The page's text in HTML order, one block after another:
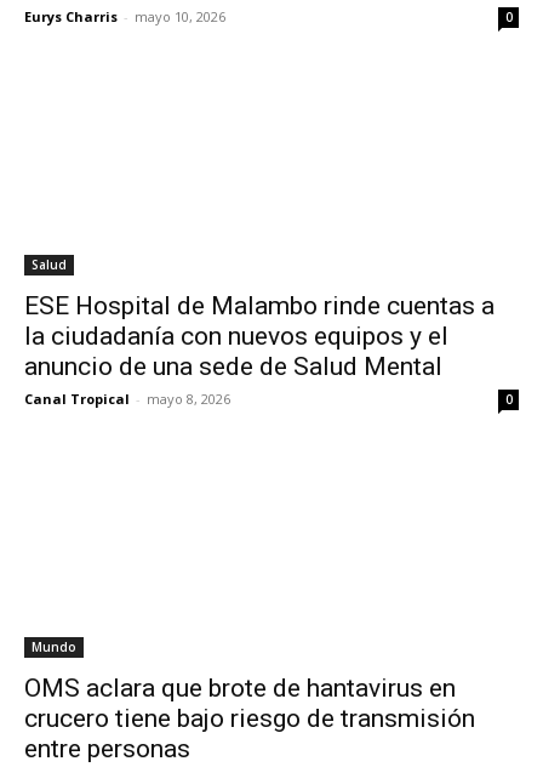
Eurys Charris - mayo 10, 2026 0
Salud
ESE Hospital de Malambo rinde cuentas a
la ciudadanía con nuevos equipos y el
anuncio de una sede de Salud Mental
Canal Tropical - mayo 8, 2026 0
Mundo
OMS aclara que brote de hantavirus en
crucero tiene bajo riesgo de transmisión
entre personas